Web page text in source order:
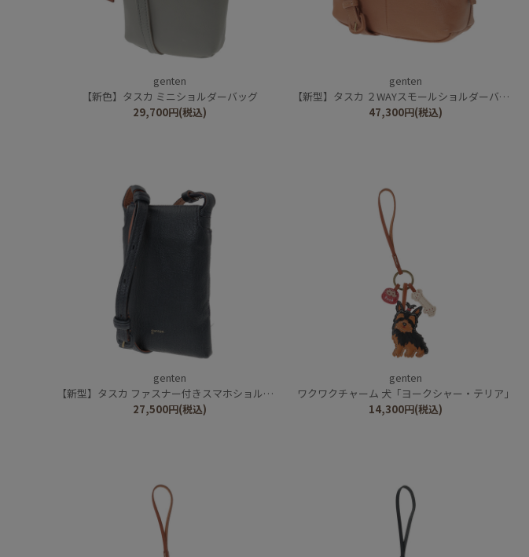
genten
【新色】タスカ ミニショルダーバッグ
29,700円(税込)
genten
【新型】タスカ ２WAYスモールショルダーバッグ
47,300円(税込)
genten
【新型】タスカ ファスナー付きスマホショルダー
27,500円(税込)
genten
ワクワクチャーム 犬「ヨークシャー・テリア」
14,300円(税込)